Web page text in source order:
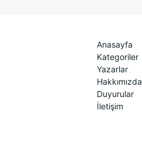
Anasayfa
Kategoriler
Yazarlar
Hakkımızda
Duyurular
İletişim